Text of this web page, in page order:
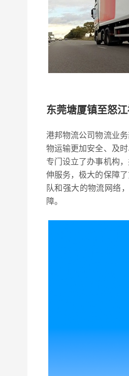
东莞塘厦镇至怒
港邦物流公司物流业
物运输更加安全、及
专门设立了办事机构
伸服务，极大的保障
队和强大的物流网络
障。